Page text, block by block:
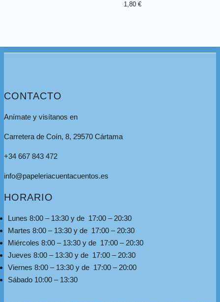
1,80 €
CONTACTO
Anímate y visítanos en
Carretera de Coín, 8, 29570 Cártama
+34 667 843 472
info@papeleriacuentacuentos.es
HORARIO
Lunes 8:00 – 13:30 y de 17:00 – 20:30
Martes 8:00 – 13:30 y de 17:00 – 20:30
Miércoles 8:00 – 13:30 y de 17:00 – 20:30
Jueves 8:00 – 13:30 y de 17:00 – 20:30
Viernes 8:00 – 13:30 y de 17:00 – 20:00
Sábado 10:00 – 13:30